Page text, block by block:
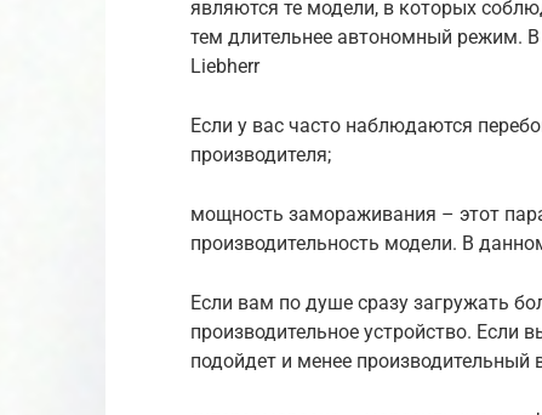
являются те модели, в которых
тем длительнее автономный режим.
Liebherr
Если у вас часто наблюдаются
производителя;
мощность замораживания – этот
производительность модели. В
Если вам по душе сразу загружать
производительное устройство. Если
подойдет и менее производительный